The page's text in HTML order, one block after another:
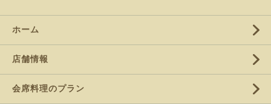
ホーム
店舗情報
会席料理のプラン